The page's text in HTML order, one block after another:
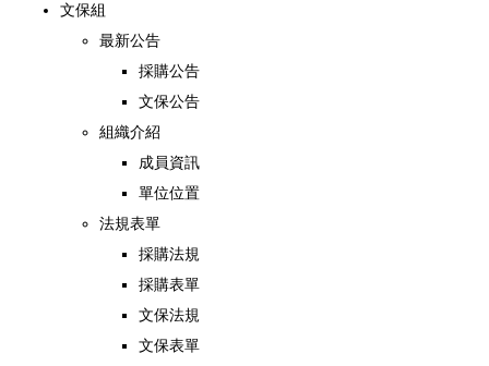
文保組
最新公告
採購公告
文保公告
組織介紹
成員資訊
單位位置
法規表單
採購法規
採購表單
文保法規
文保表單